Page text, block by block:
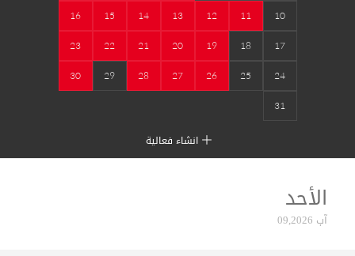
10
11
12
13
14
15
16
17
18
19
20
21
22
23
24
25
26
27
28
29
30
31
انشاء فعالية
الأحد
آب 09,2026